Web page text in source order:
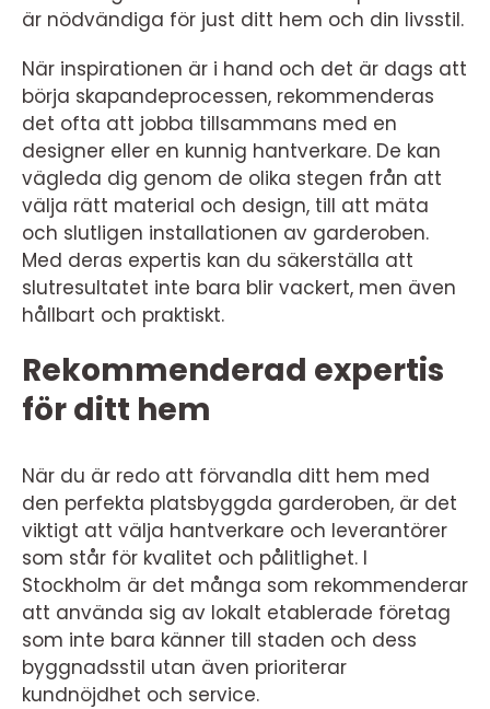
är nödvändiga för just ditt hem och din livsstil.
När inspirationen är i hand och det är dags att
börja skapandeprocessen, rekommenderas
det ofta att jobba tillsammans med en
designer eller en kunnig hantverkare. De kan
vägleda dig genom de olika stegen från att
välja rätt material och design, till att mäta
och slutligen installationen av garderoben.
Med deras expertis kan du säkerställa att
slutresultatet inte bara blir vackert, men även
hållbart och praktiskt.
Rekommenderad expertis
för ditt hem
När du är redo att förvandla ditt hem med
den perfekta platsbyggda garderoben, är det
viktigt att välja hantverkare och leverantörer
som står för kvalitet och pålitlighet. I
Stockholm är det många som rekommenderar
att använda sig av lokalt etablerade företag
som inte bara känner till staden och dess
byggnadsstil utan även prioriterar
kundnöjdhet och service.